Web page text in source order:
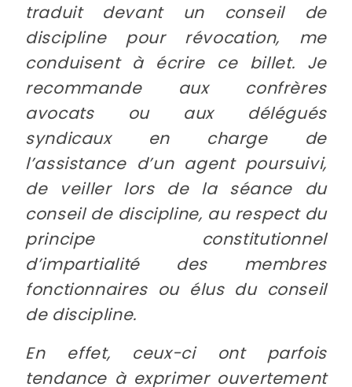
traduit devant un conseil de
discipline pour révocation, me
conduisent à écrire ce billet. Je
recommande aux confrères
avocats ou aux délégués
syndicaux en charge de
l’assistance d’un agent poursuivi,
de veiller lors de la séance du
conseil de discipline, au respect du
principe constitutionnel
d’impartialité des membres
fonctionnaires ou élus du conseil
de discipline.
En effet, ceux-ci ont parfois
tendance à exprimer ouvertement